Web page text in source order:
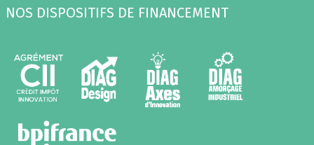
NOS DISPOSITIFS DE FINANCEMENT